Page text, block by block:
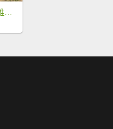
鹿谷大崙尾山、和雅挑竹古道7號、和雅挑竹古道6號O型走